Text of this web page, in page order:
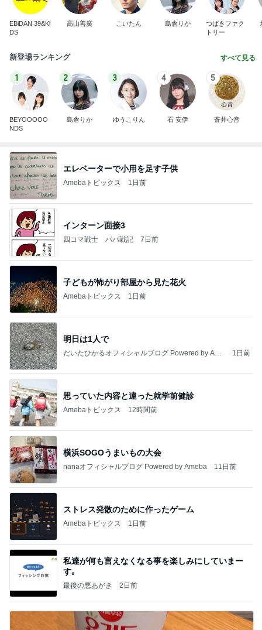
EBiDAN 39&Ki
DS
高山善廣 こいたん 島倉りか
つばきファク
トリー
新登場ランキング すべて見る
1
BEYOOOOO
NDS
2
島倉りか
3
ゆうこりん
4
石 安伊
5
蒼井心音
エレベーターで小用を足す子供
Amebaトピックス 1日前
インターン面接3
四コマ戦士 パパ戦記 7日前
子どもが怖がり部屋から見た花火
Amebaトピックス 1日前
明日は1人で
だいたひかるオフィシャルブログ Powered by Ame
1日前
思っていた内容と違った就学前健診
Amebaトピックス 12時間前
横浜SOGOうまいもの大会
nanaオフィシャルブログ Powered by Ameba 11日前
ストレス発散のために作ったゲーム
Amebaトピックス 1日前
私達が何も言えなくなる事を楽しみにしていまー
す｡
最後の悪あがき 2日前